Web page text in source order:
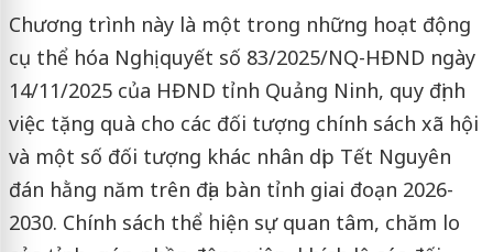
Chương trình này là một trong những hoạt động
cụ thể hóa Nghị quyết số 83/2025/NQ-HĐND ngày
14/11/2025 của HĐND tỉnh Quảng Ninh, quy định
việc tặng quà cho các đối tượng chính sách xã hội
và một số đối tượng khác nhân dịp Tết Nguyên
đán hằng năm trên địa bàn tỉnh giai đoạn 2026-
2030. Chính sách thể hiện sự quan tâm, chăm lo